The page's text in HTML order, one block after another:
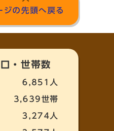
ジの先頭へ戻る
口・世帯数
6,851人
3,639世帯
3,274人